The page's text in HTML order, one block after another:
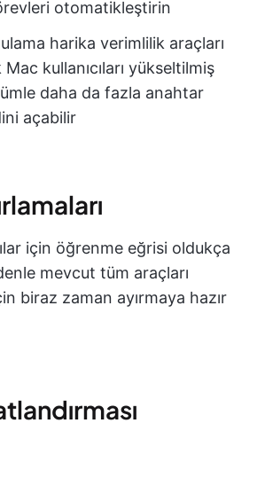
otomatikleştirin
harika verimlilik araçları
kullanıcıları yükseltilmiş
daha da fazla anahtar
açabilir
için öğrenme eğrisi oldukça
mevcut tüm araçları
biraz zaman ayırmaya hazır